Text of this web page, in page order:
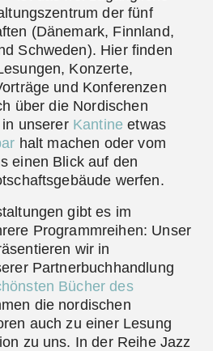
der fünf
(Dänemark, Finnland,
Schweden). Hier finden
Konzerte,
und Konferenzen
über die Nordischen
unserer Kantine etwas
halt machen oder vom
einen Blick auf den
werfen.
gibt es im
Programmreihen: Unser
wir in
Partnerbuchhandlung
Bücher des
die nordischen
auch zu einer Lesung
zu uns. In der Reihe Jazz